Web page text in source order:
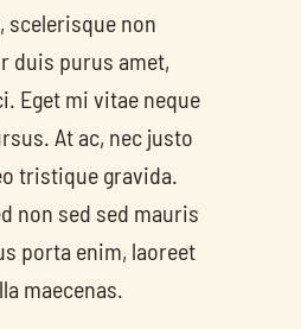
scelerisque non
duis purus amet,
Eget mi vitae neque
At ac, nec justo
tristique gravida.
non sed sed mauris
porta enim, laoreet
maecenas.